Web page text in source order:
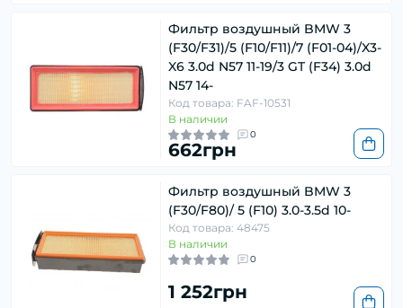
Фильтр воздушный BMW 3
(F30/F31)/5 (F10/F11)/7 (F01-04)/X3-
X6 3.0d N57 11-19/3 GT (F34) 3.0d
N57 14-
Код товара: FAF-10531
В наличии
0
662грн
Фильтр воздушный BMW 3
(F30/F80)/ 5 (F10) 3.0-3.5d 10-
Код товара: 48475
В наличии
0
1 252грн